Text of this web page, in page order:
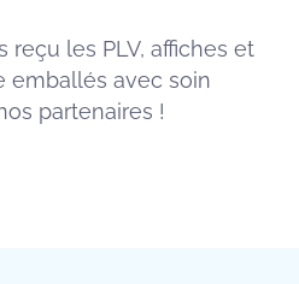
reçu les PLV, affiches et
emballés avec soin
partenaires !